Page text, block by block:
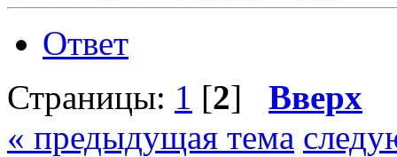
Ответ
Страницы: 1 [2] Вверх
« предыдущая тема